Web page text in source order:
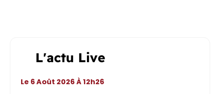
L'actu Live
Le 6 Août 2026 À 12h26